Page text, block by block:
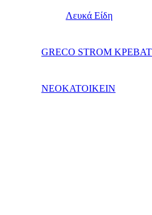
Λευκά Είδη
GRECO STROM
ΝΕΟΚΑΤΟΙΚΕΙΝ